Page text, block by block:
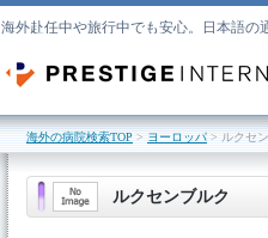
海外赴任中や旅行中でも安心。日本語の
海外の病院検索TOP>ヨーロッパ> ルクセ
ルクセンブルク